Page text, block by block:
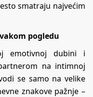
smatraju najvećim
pogledu
emotivnoj dubini i
na intimnoj
se samo na velike
znakove pažnje –